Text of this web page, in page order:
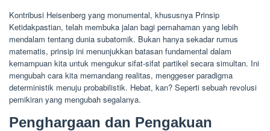
Kontribusi Heisenberg yang monumental, khususnya Prinsip
Ketidakpastian, telah membuka jalan bagi pemahaman yang lebih
mendalam tentang dunia subatomik. Bukan hanya sekadar rumus
matematis, prinsip ini menunjukkan batasan fundamental dalam
kemampuan kita untuk mengukur sifat-sifat partikel secara simultan. Ini
mengubah cara kita memandang realitas, menggeser paradigma
deterministik menuju probabilistik. Hebat, kan? Seperti sebuah revolusi
pemikiran yang mengubah segalanya.
Penghargaan dan Pengakuan